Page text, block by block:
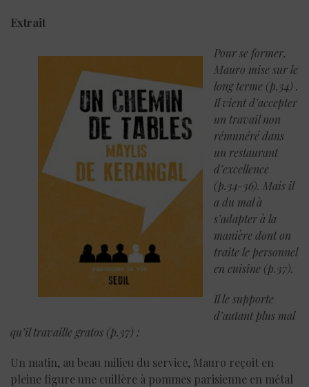
Extrait
Pour se former,
Mauro mise sur le
long terme (p.34) .
Il vient d’accepter
un travail non
rémunéré dans
un restaurant
d’excellence
(p.34-36). Mais il
a du mal à
s’adapter à la
manière dont on
traite le personnel
en cuisine (p.37).
Il le supporte
d’autant plus mal
qu’il travaille gratos (p.37) :
Un matin, au beau milieu du service, Mauro reçoit en
pleine figure une cuillère à pommes parisienne en métal